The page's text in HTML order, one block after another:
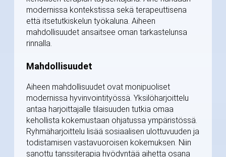
modernissa kontekstissa sekä terapeuttisena
että itsetutkiskelun työkaluna. Aiheen
mahdollisuudet ansaitsee oman tarkastelunsa
rinnalla.
Mahdollisuudet
Aiheen mahdollisuudet ovat monipuoliset
modernissa hyvinvointityössä. Yksilöharjoittelu
antaa harjoittajalle tilaisuuden tutkia omaa
kehollista kokemustaan ohjatussa ympäristössä.
Ryhmäharjoittelu lisää sosiaalisen ulottuvuuden ja
todistamisen vastavuoroisen kokemuksen. Niin
sanottu tanssiterapia hyödyntää aihetta osana